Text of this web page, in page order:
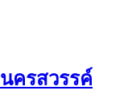
ครสวรรค์